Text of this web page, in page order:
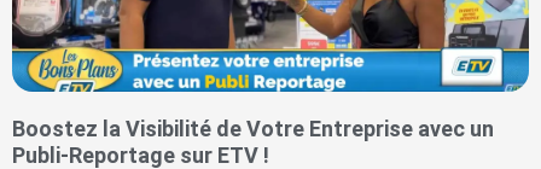
Boostez la Visibilité de Votre Entreprise avec un
Publi-Reportage sur ETV !